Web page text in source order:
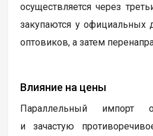
осуществляется через
закупаются у официальных
оптовиков, а затем
Влияние на цены
Параллельный импорт
и зачастую